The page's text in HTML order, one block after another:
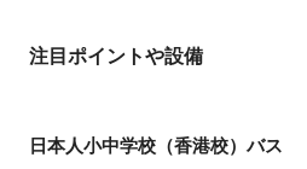
注目ポイントや設備
日本人小中学校（香港校）バス